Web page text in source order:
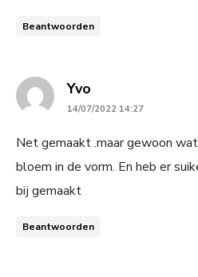
Beantwoorden
Yvo
14/07/2022 14:27
Net gemaakt .maar gewoon
bloem in de vorm. En heb er
bij gemaakt
Beantwoorden